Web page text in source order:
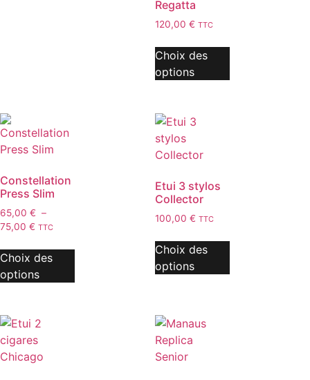
Regatta
120,00 € TTC
Choix des
options
Constellation
Press Slim
65,00 € –
75,00 € TTC
Choix des
options
Etui 3 stylos
Collector
100,00 € TTC
Choix des
options